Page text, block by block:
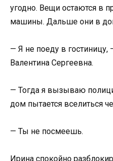
угодно. Вещи остаются в
машины. Дальше они в
— Я не поеду в гостиницу,
Валентина Сергеевна.
— Тогда я вызываю
дом пытается вселиться
— Ты не посмеешь.
Ирина спокойно